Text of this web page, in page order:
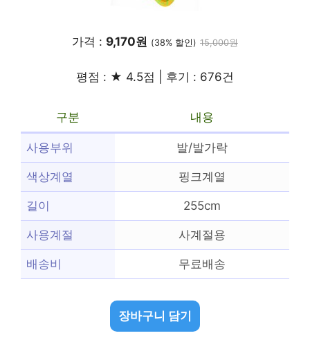
가격 : 9,170원 (38% 할인) 15,000원
평점 : ★ 4.5점 | 후기 : 676건
구분 내용
사용부위 발/발가락
색상계열 핑크계열
길이 255cm
사용계절 사계절용
배송비 무료배송
장바구니 담기